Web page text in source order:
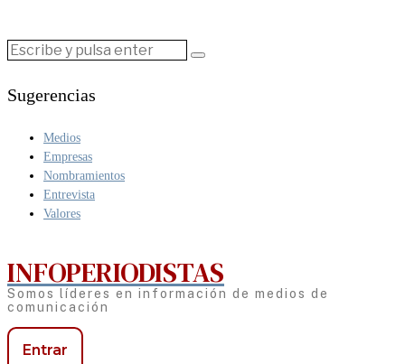
Sugerencias
Medios
Empresas
Nombramientos
Entrevista
Valores
INFOPERIODISTAS
Somos líderes en información de medios de
comunicación
Entrar